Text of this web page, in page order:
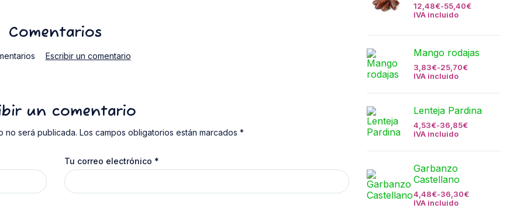
Comentarios
Escribir un comentario
un comentario
será publicada. Los campos obligatorios están marcados *
Tu correo electrónico *
12,48€-55,40€
IVA incluido
Mango rodajas
3,83€-25,70€
IVA incluido
Lenteja Pardina
4,53€-36,85€
IVA incluido
Garbanzo
Castellano
4,48€-36,30€
IVA incluido